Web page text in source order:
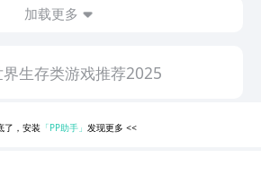
加载更多
生存类游戏推荐2025
了，安装 「PP助手」 发现更多<<